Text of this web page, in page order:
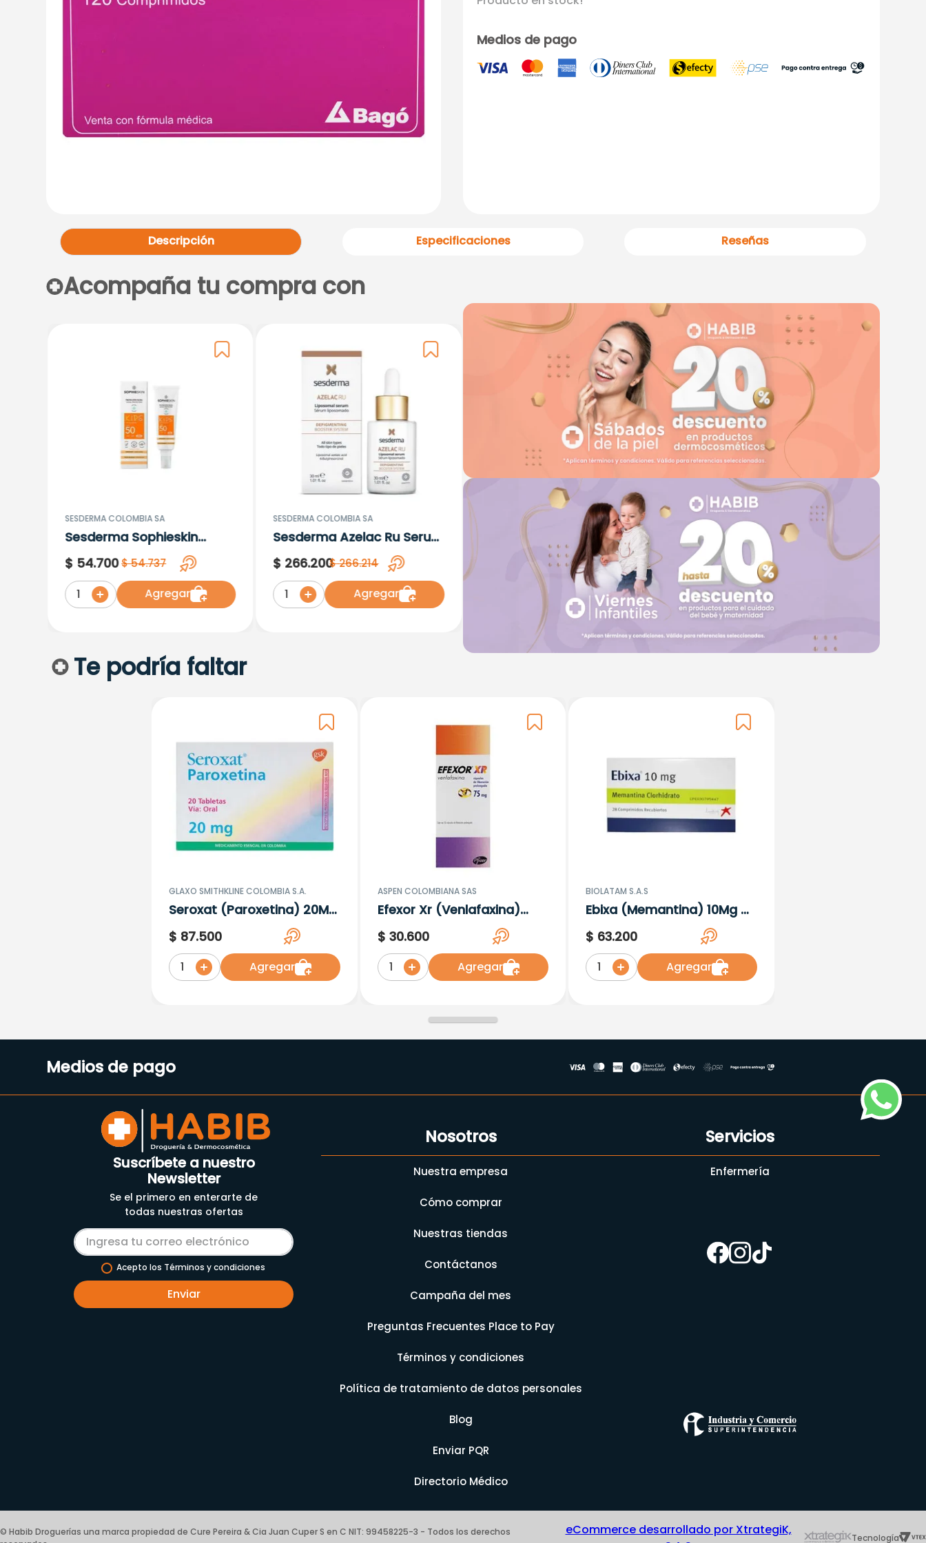
Medios de pago
Descripción Especificaciones Reseñas
Acompaña tu compra con
SESDERMA COLOMBIA SA
Sesderma Sophieskin
Proteccion Facial Kids
Hypoallergenic Spf 500
Moisturising
$ 54.700$54.737
1 Agregar
SESDERMA COLOMBIA SA
Sesderma Azelac Ru Serum
Liposomal x 30ml
$ 266.200$266.214
1 Agregar
Te podría faltar
GLAXO SMITHKLINE COLOMBIA S.A.
Seroxat (Paroxetina) 20Mg
X 20 Tabletas
$ 87.500
1 Agregar
ASPEN COLOMBIANA SAS
Efexor Xr (Venlafaxina)
75Mg X 30 Capsulas
$ 30.600
1 Agregar
BIOLATAM S.A.S
Ebixa (Memantina) 10Mg X
28 ComprimidosBt
$ 63.200
1 Agregar
Medios de pago
Suscríbete a nuestro
Newsletter
Se el primero en enterarte de
todas nuestras ofertas
Acepto los Términos y condiciones
Enviar
Nosotros
Nuestra empresa
Cómo comprar
Nuestras tiendas
Contáctanos
Campaña del mes
Preguntas Frecuentes Place to Pay
Términos y condiciones
Política de tratamiento de datos personales
Blog
Enviar PQR
Directorio Médico
Servicios
Enfermería
© Habib Droguerías una marca propiedad de Cure Pereira & Cia Juan Cuper S en C NIT: 99458225-3 - Todos los derechos
eCommerce desarrollado por XtrategiK,
Tecnología